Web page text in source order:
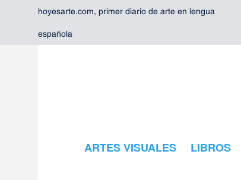
hoyesarte.com, primer diario de arte en lengua
española
ARTES VISUALES LIBROS